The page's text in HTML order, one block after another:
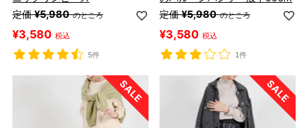
定価 ¥5,980 のところ
¥3,580 税込
5件
定価 ¥5,980 のところ
¥3,580 税込
1件